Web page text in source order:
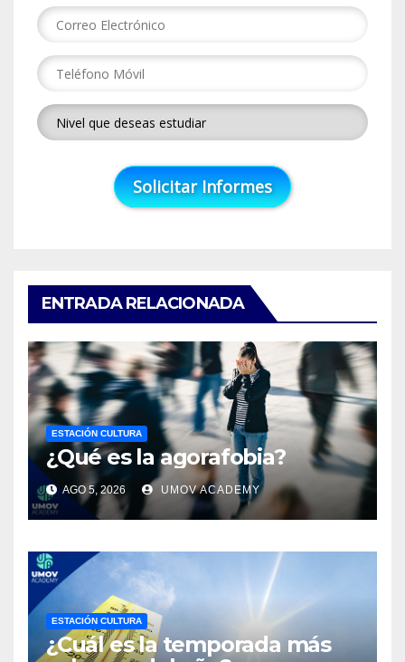
ENTRADA RELACIONADA
ESTACIÓN CULTURA
¿Qué es la agorafobia?
AGO 5, 2026 UMOV ACADEMY
ESTACIÓN CULTURA
¿Cuál es la temporada más